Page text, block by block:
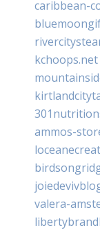
caribbean-
kchoops.net
ammos-
valera-